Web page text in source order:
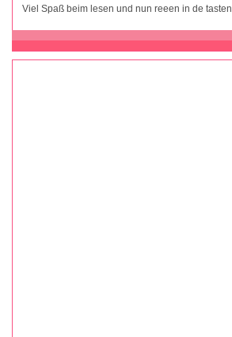
Viel Spaß beim lesen und nun reeen in de tasten